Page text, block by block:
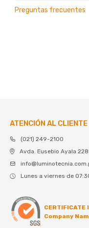
Preguntas frecuentes
ATENCIÓN AL CLIENTE
(021) 249-2100
Avda. Eusebio Ayala
Lunes a viernes de
CERTIFICATE
Company